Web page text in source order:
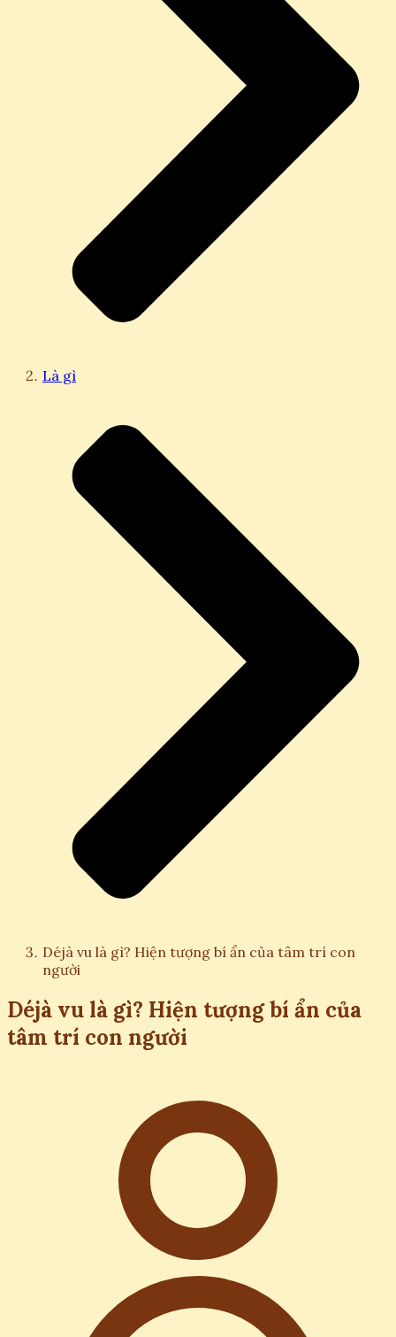
Là gì
Déjà vu là gì? Hiện tượng bí ẩn của tâm trí con
người
Déjà vu là gì? Hiện tượng bí ẩn của
tâm trí con người